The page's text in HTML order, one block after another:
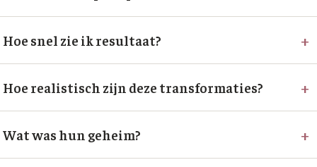
Hoe snel zie ik resultaat? +
Hoe realistisch zijn deze transformaties? +
Wat was hun geheim? +